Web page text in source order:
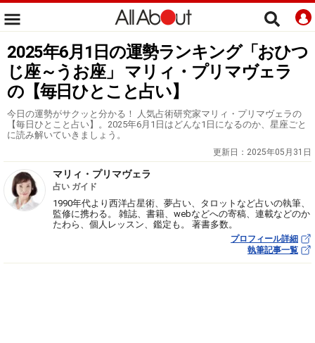
2025年6月1日の運勢ランキング「おひつ
じ座～うお座」 マリィ・プリマヴェラ
の【毎日ひとこと占い】
今日の運勢がサクッと分かる！ 人気占術研究家マリィ・プリマヴェラの
【毎日ひとこと占い】。2025年6月1日はどんな1日になるのか、星座ごと
に読み解いていきましょう。
更新日： 2025年05月31日
マリィ・プリマヴェラ
占い ガイド
1990年代より西洋占星術、夢占い、タロットなど占いの執筆、
監修に携わる。 雑誌、書籍、webなどへの寄稿、連載などのか
たわら、個人レッスン、鑑定も。 著書多数。
プロフィール詳細
執筆記事一覧